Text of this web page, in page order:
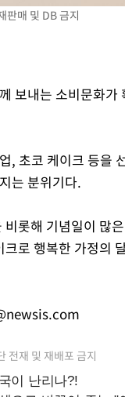
판매 및 DB 금지
보내는 소비문화
, 초코 케이크 등을
는 분위기다.
롯해 기념일이 많
크로 행복한 가정의
전재 및 재배포 금지